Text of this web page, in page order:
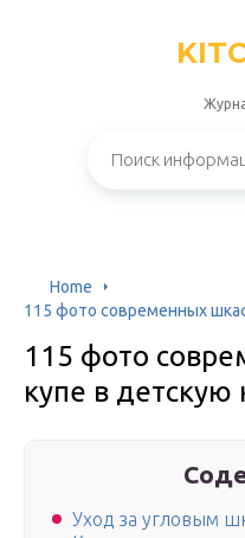
Home
115 фото современных
115 фото
купе в детскую
Уход за угловым